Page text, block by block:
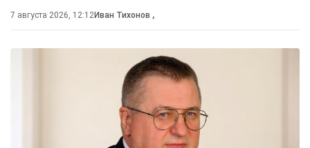
7 августа 2026, 12:12Иван Тихонов ,